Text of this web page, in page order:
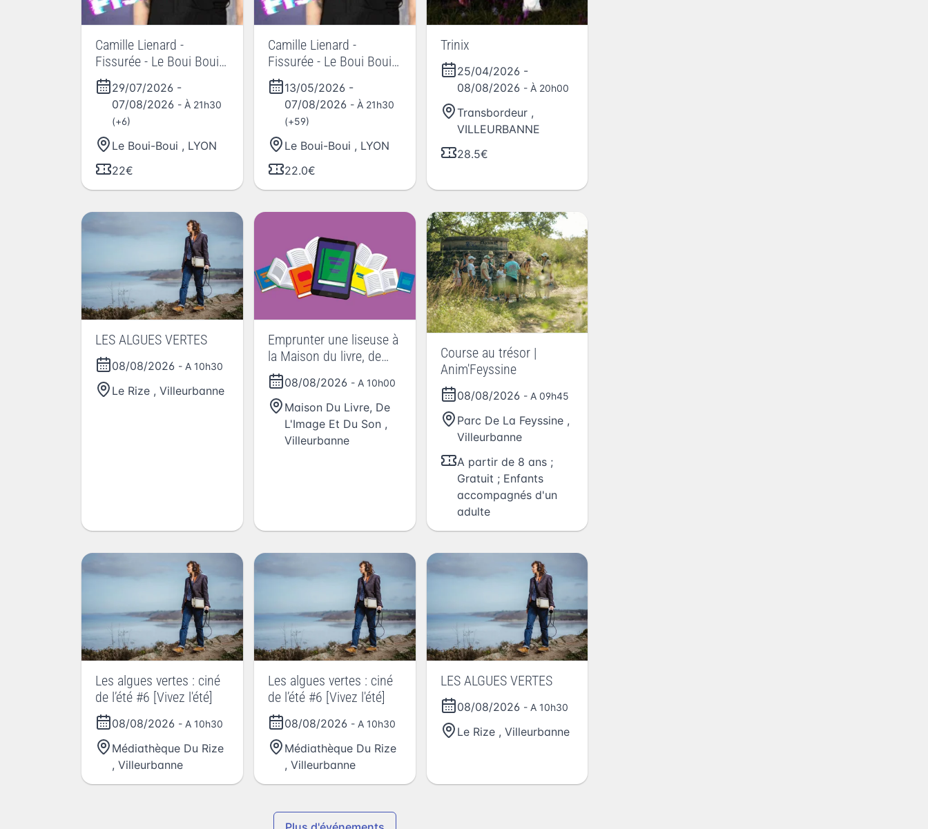
Camille Lienard -
Fissurée - Le Boui Boui
de Lyon
29/07/2026 -
07/08/2026 - À 21h30
(+6)
Le Boui-Boui , LYON
22€
Camille Lienard -
Fissurée - Le Boui Boui
de Lyon
13/05/2026 -
07/08/2026 - À 21h30
(+59)
Le Boui-Boui , LYON
22.0€
Trinix
25/04/2026 -
08/08/2026 - À 20h00
Transbordeur ,
VILLEURBANNE
28.5€
LES ALGUES VERTES
08/08/2026 - A 10h30
Le Rize , Villeurbanne
Emprunter une liseuse à
la Maison du livre, de
l’image et du son
08/08/2026 - A 10h00
Maison Du Livre, De
L'Image Et Du Son ,
Villeurbanne
Course au trésor |
Anim'Feyssine
08/08/2026 - A 09h45
Parc De La Feyssine ,
Villeurbanne
A partir de 8 ans ;
Gratuit ; Enfants
accompagnés d'un
adulte
Les algues vertes : ciné
de l’été #6 [Vivez l'été]
08/08/2026 - A 10h30
Médiathèque Du Rize
, Villeurbanne
Les algues vertes : ciné
de l’été #6 [Vivez l'été]
08/08/2026 - A 10h30
Médiathèque Du Rize
, Villeurbanne
LES ALGUES VERTES
08/08/2026 - A 10h30
Le Rize , Villeurbanne